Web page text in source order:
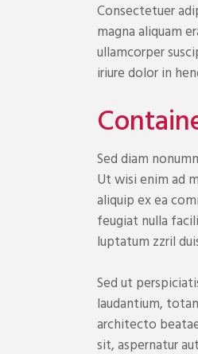
Consectetuer
magna aliquam
ullamcorper
iriure dolor in
Sed diam
Ut wisi enim ad
aliquip ex ea
feugiat nulla
luptatum zzril
Sed ut
laudantium,
architecto
sit, aspernatur